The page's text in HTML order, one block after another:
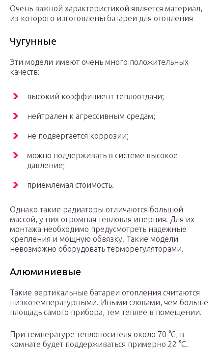
Очень важной характеристикой является материал,
из которого изготовлены батареи для отопления
Чугунные
Эти модели имеют очень много положительных
качеств:
высокий коэффициент теплоотдачи;
нейтрален к агрессивным средам;
не подвергается коррозии;
можно поддерживать в системе высокое
давление;
приемлемая стоимость.
Однако такие радиаторы отличаются большой
массой, у них огромная тепловая инерция. Для их
монтажа необходимо предусмотреть надежные
крепления и мощную обвязку. Такие модели
невозможно оборудовать терморегуляторами.
Алюминиевые
Такие вертикальные батареи отопления считаются
низкотемпературными. Иными словами, чем больше
площадь самого прибора, тем теплее в помещении.
При температуре теплоносителя около 70 °C, в
комнате будет поддерживаться примерно 22 °C.